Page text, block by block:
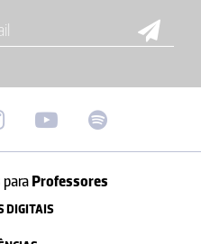
paraProfessores
DIGITAIS